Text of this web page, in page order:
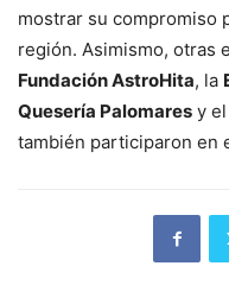
mostrar su compromiso
región. Asimismo, otras
Fundación AstroHita, la
Quesería Palomares y el
también participaron en